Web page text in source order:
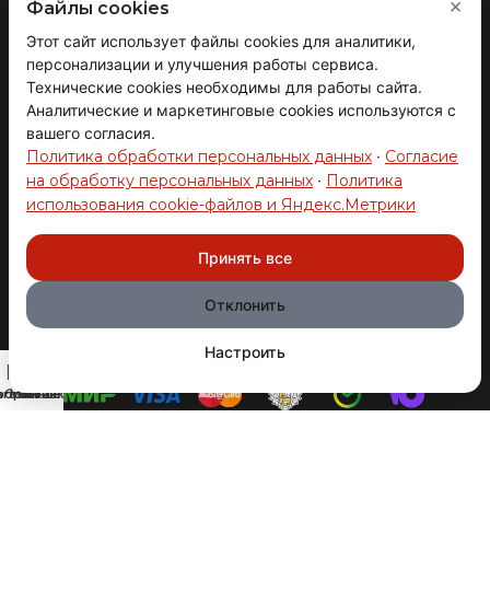
Товар в наличии!
Все подробности у менеджера
Следите за
новостями
Вернуться
наверх
© 2008-2026 АВТОГРАД ТЕХНОЛОДЖИ
Производство и продажа автозапчастей.
ОГРНИП 317631300093272
Заказ
Мой аккаунт
Файлы cookies
Этот сайт использует файлы cookies для аналитики,
персонализации и улучшения работы сервиса.
Технические cookies необходимы для работы сайта.
Аналитические и маркетинговые cookies используются с
вашего согласия.
Политика обработки персональных данных · Согласие
на обработку персональных данных · Политика
использования cookie-файлов и Яндекс.Метрики
Принять все
Отклонить
Настроить
×